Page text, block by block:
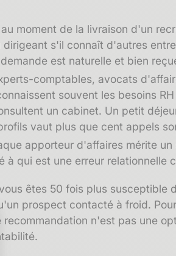
au moment de la livraison d'un
s'il connaît d'autres
est naturelle et bien
comptables, avocats
souvent les besoins
un cabinet. Un petit
vaut plus que cent appels
apporteur d'affaires mérite un
à qui est une erreur relationnelle
êtes 50 fois plus susceptible
prospect contacté à froid.
n'est pas une